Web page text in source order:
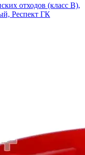
отходов (класс В),
Респект ГК